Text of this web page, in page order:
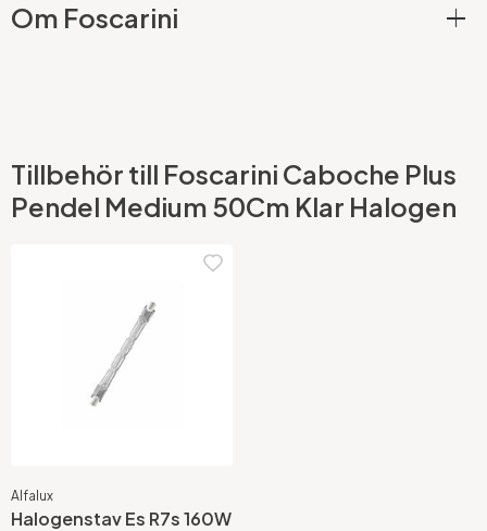
Om Foscarini
Tillbehör till Foscarini Caboche Plus
Pendel Medium 50Cm Klar Halogen
Alfalux
Halogenstav Es R7s 160W